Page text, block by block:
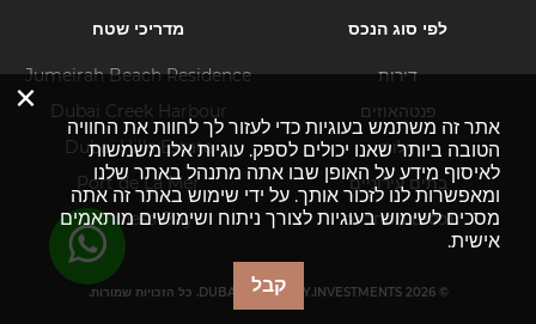
לפי סוג הנכס
דירות
פנטהאוזים
וילות
בתים עירוניים
נכסים מסחריים
מדריכי שטח
Jumeirah Beach Residence
Dubai Creek Harbour
Dubai Hills Estate
Port de La Mer
Business Bay
© DUBAI-PROPERTY.INVESTMENTS 2026. כל הזכויות שמורות.
×
אתר זה משתמש בעוגיות כדי לעזור לך לחוות את החוויה
הטובה ביותר שאנו יכולים לספק. עוגיות אלו משמשות
לאיסוף מידע על האופן שבו אתה מתנהל באתר שלנו
ומאפשרות לנו לזכור אותך. על ידי שימוש באתר זה אתה
מסכים לשימוש בעוגיות לצורך ניתוח ושימושים מותאמים
אישית.
קבל